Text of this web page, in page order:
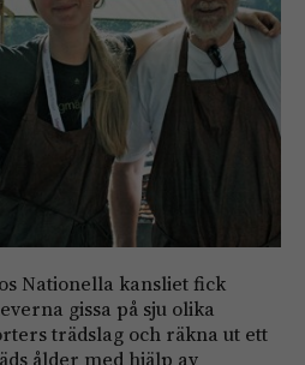
Nationella kansliet fick
gissa på sju olika
trädslag och räkna ut ett
ålder med hjälp av